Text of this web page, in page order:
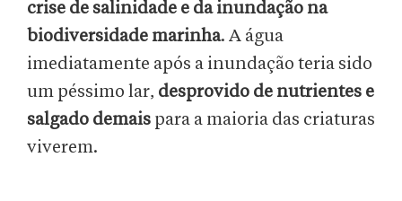
crise de salinidade e da inundação na
biodiversidade marinha. A água
imediatamente após a inundação teria sido
um péssimo lar, desprovido de nutrientes e
salgado demais para a maioria das criaturas
viverem.